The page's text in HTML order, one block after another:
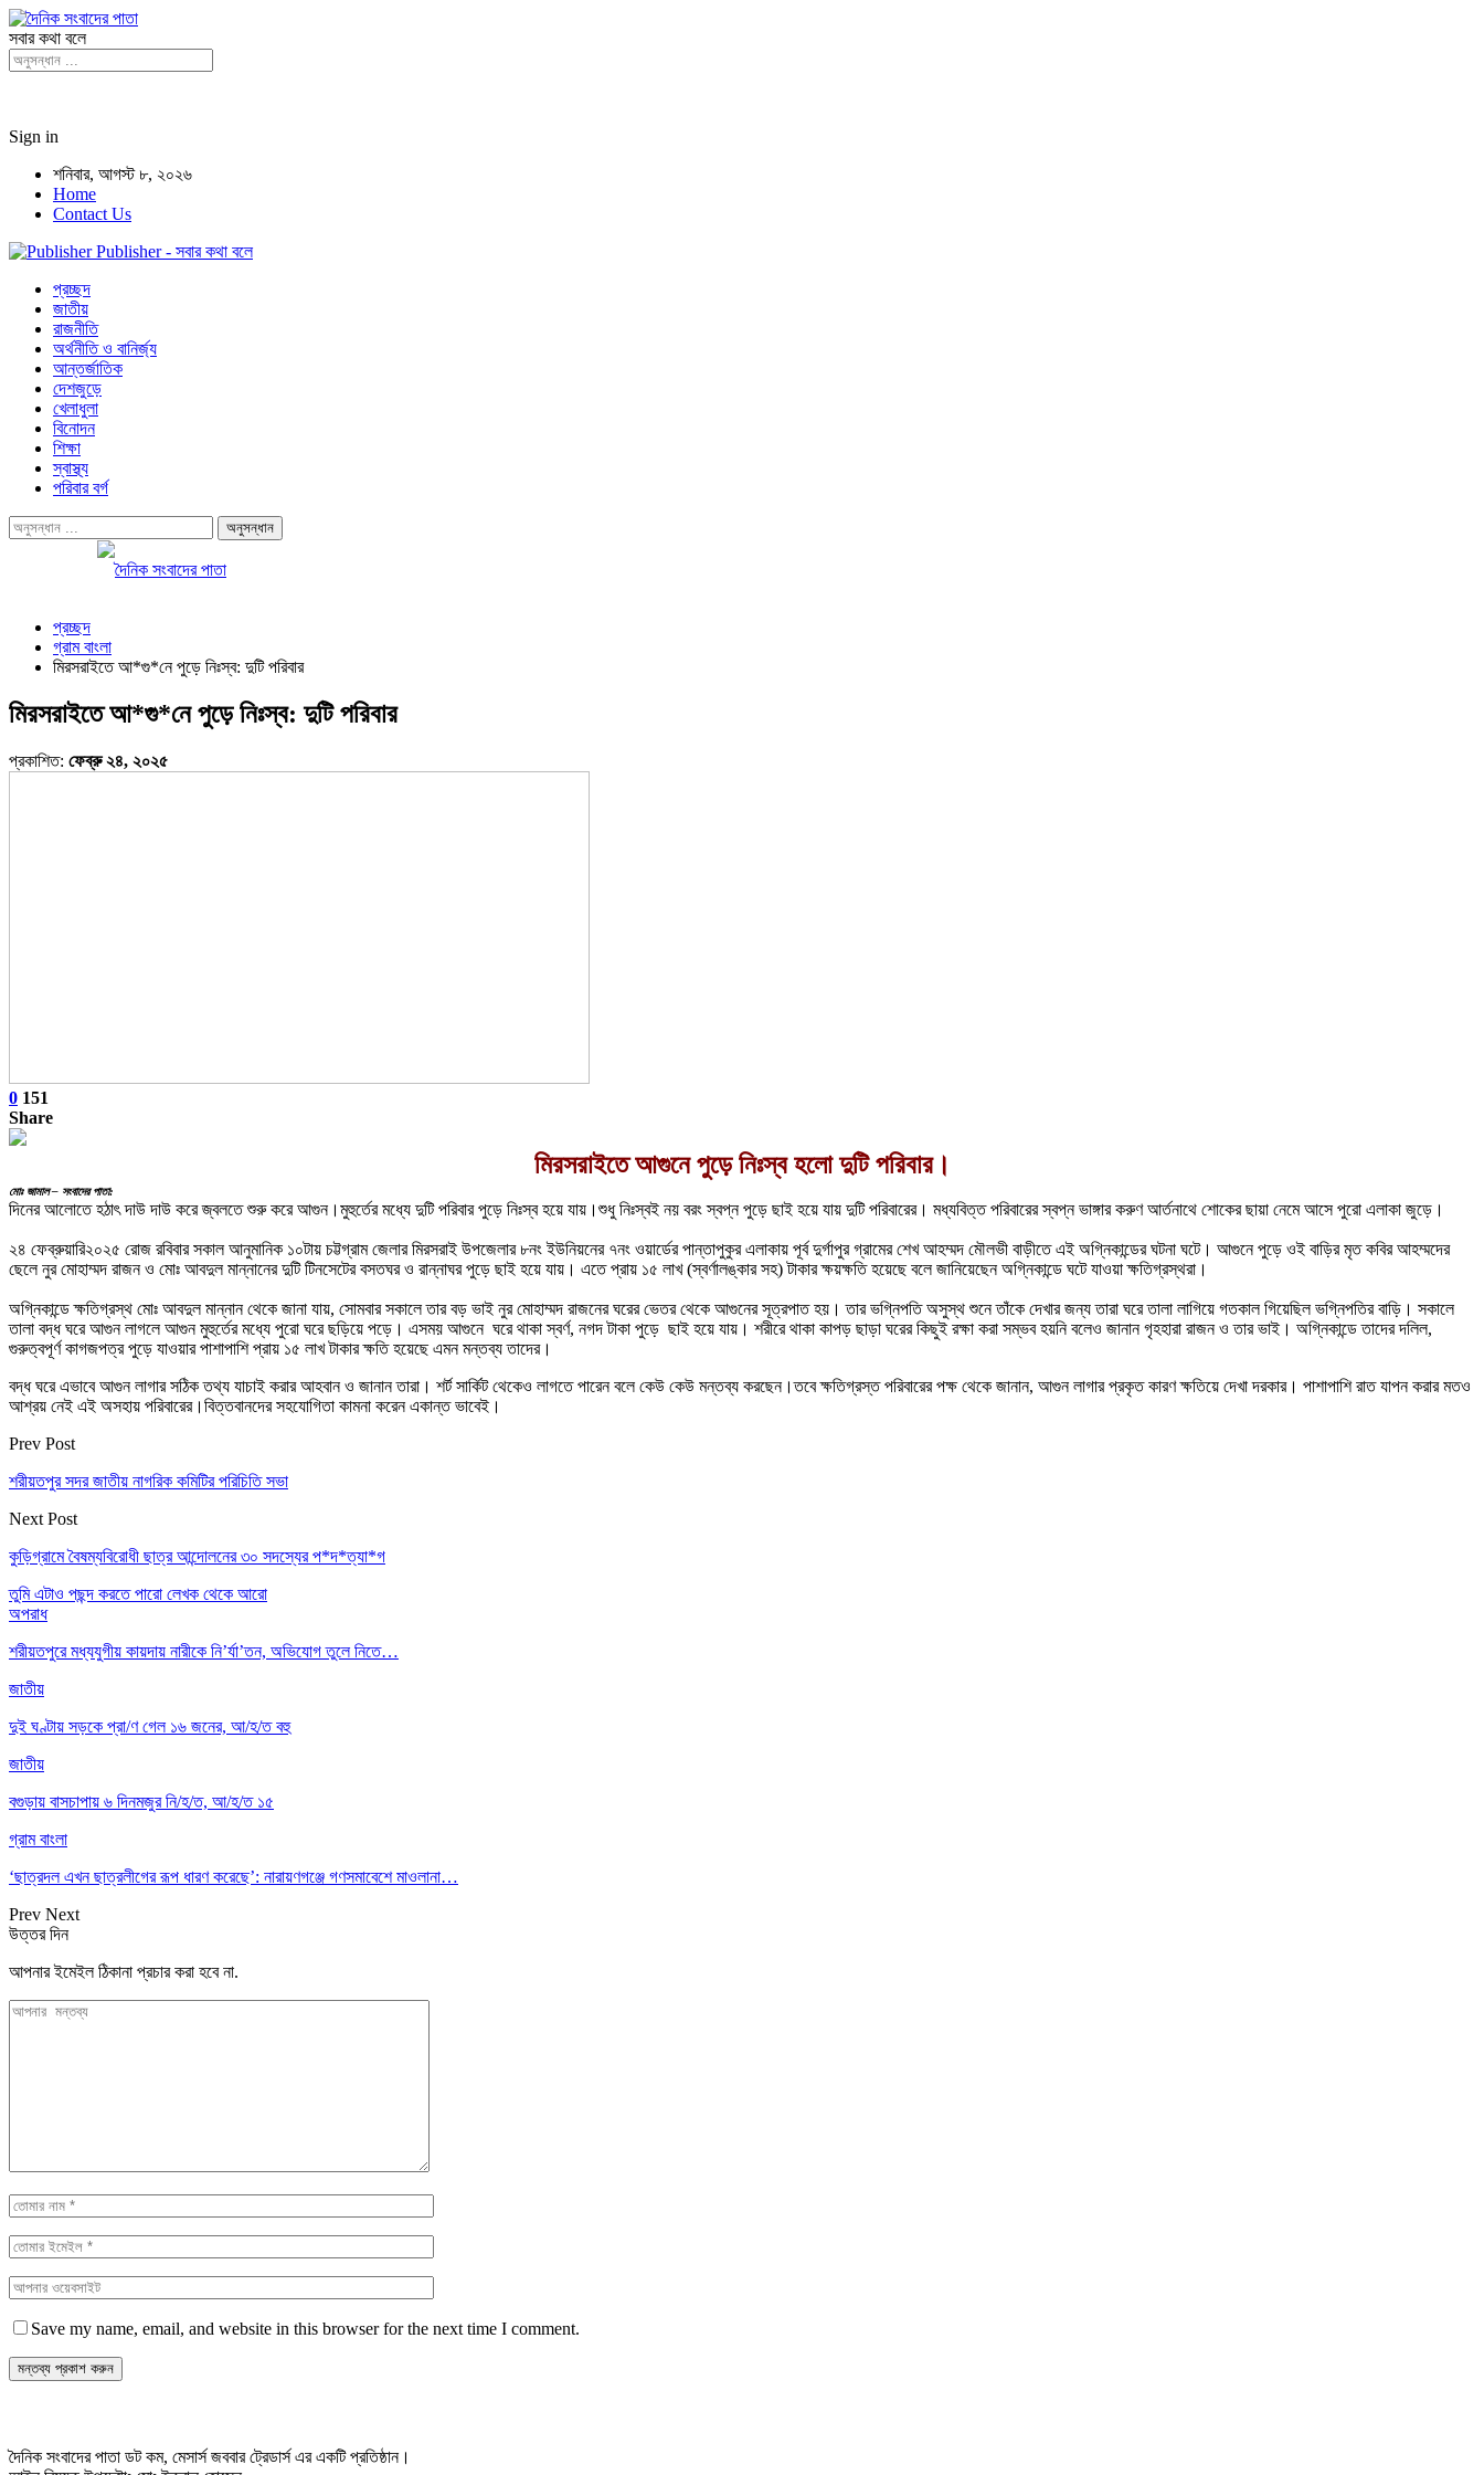
সবার কথা বলে
Sign in
শনিবার, আগস্ট ৮, ২০২৬
Home
Contact Us
Publisher - সবার কথা বলে
প্রচ্ছদ
জাতীয়
রাজনীতি
অর্থনীতি ও বানির্জ্য
আন্তর্জাতিক
দেশজুড়ে
খেলাধুলা
বিনোদন
শিক্ষা
স্বাস্থ্য
পরিবার বর্গ
প্রচ্ছদ
গ্রাম বাংলা
মিরসরাইতে আ*গু*নে পুড়ে নিঃস্ব: দুটি পরিবার
মিরসরাইতে আ*গু*নে পুড়ে নিঃস্ব: দুটি পরিবার
প্রকাশিত: ফেব্রু ২৪, ২০২৫
0 151
Share
মিরসরাইতে আগুনে পুড়ে নিঃস্ব হলো দুটি পরিবার।
মোঃ জামাল – সংবাদের পাতা:
দিনের আলোতে হঠাৎ দাউ দাউ করে জ্বলতে শুরু করে আগুন।মুহুর্তের মধ্যে দুটি পরিবার পুড়ে নিঃস্ব হয়ে যায়।শুধু নিঃস্বই নয় বরং স্বপ্ন পুড়ে ছাই হয়ে যায় দুটি পরিবারের। মধ্যবিত্ত পরিবারের স্বপ্ন ভাঙ্গার করুণ আর্তনাথে শোকের ছায়া নেমে আসে পুরো এলাকা জুড়ে।
২৪ ফেব্রুয়ারি২০২৫ রোজ রবিবার সকাল আনুমানিক ১০টায় চট্টগ্রাম জেলার মিরসরাই উপজেলার ৮নং ইউনিয়নের ৭নং ওয়ার্ডের পান্তাপুকুর এলাকায় পূর্ব দুর্গাপুর গ্রামের শেখ আহম্মদ মৌলভী বাড়ীতে এই অগ্নিকান্ডের ঘটনা ঘটে। আগুনে পুড়ে ওই বাড়ির মৃত কবির আহম্মদের
ছেলে নুর মোহাম্মদ রাজন ও মোঃ আবদুল মান্নানের দুটি টিনসেটের বসতঘর ও রান্নাঘর পুড়ে ছাই হয়ে যায়। এতে প্রায় ১৫ লাখ (স্বর্ণালঙ্কার সহ) টাকার ক্ষয়ক্ষতি হয়েছে বলে জানিয়েছেন অগ্নিকান্ডে ঘটে যাওয়া ক্ষতিগ্রস্থরা।
অগ্নিকান্ডে ক্ষতিগ্রস্থ মোঃ আবদুল মান্নান থেকে জানা যায়, সোমবার সকালে তার বড় ভাই নুর মোহাম্মদ রাজনের ঘরের ভেতর থেকে আগুনের সূত্রপাত হয়। তার ভগ্নিপতি অসুস্থ শুনে তাঁকে দেখার জন্য তারা ঘরে তালা লাগিয়ে গতকাল গিয়েছিল ভগ্নিপতির বাড়ি। সকালে
তালা বদ্ধ ঘরে আগুন লাগলে আগুন মুহুর্তের মধ্যে পুরো ঘরে ছড়িয়ে পড়ে। এসময় আগুনে ঘরে থাকা স্বর্ণ, নগদ টাকা পুড়ে ছাই হয়ে যায়। শরীরে থাকা কাপড় ছাড়া ঘরের কিছুই রক্ষা করা সম্ভব হয়নি বলেও জানান গৃহহারা রাজন ও তার ভাই। অগ্নিকান্ডে তাদের দলিল,
গুরুত্বপূর্ণ কাগজপত্র পুড়ে যাওয়ার পাশাপাশি প্রায় ১৫ লাখ টাকার ক্ষতি হয়েছে এমন মন্তব্য তাদের।
বদ্ধ ঘরে এভাবে আগুন লাগার সঠিক তথ্য যাচাই করার আহবান ও জানান তারা। শর্ট সার্কিট থেকেও লাগতে পারেন বলে কেউ কেউ মন্তব্য করছেন।তবে ক্ষতিগ্রস্ত পরিবারের পক্ষ থেকে জানান, আগুন লাগার প্রকৃত কারণ ক্ষতিয়ে দেখা দরকার। পাশাপাশি রাত যাপন করার মতও
আশ্রয় নেই এই অসহায় পরিবারের।বিত্তবানদের সহযোগিতা কামনা করেন একান্ত ভাবেই।
Prev Post
শরীয়তপুর সদর জাতীয় নাগরিক কমিটির পরিচিতি সভা
Next Post
কুড়িগ্রামে বৈষম্যবিরোধী ছাত্র আন্দোলনের ৩০ সদস্যের প*দ*ত্যা*গ
তুমি এটাও পছন্দ করতে পারো লেখক থেকে আরো
অপরাধ
শরীয়তপুরে মধ্যযুগীয় কায়দায় নারীকে নি’র্যা’তন, অভিযোগ তুলে নিতে…
জাতীয়
দুই ঘণ্টায় সড়কে প্রা/ণ গেল ১৬ জনের, আ/হ/ত বহু
জাতীয়
বগুড়ায় বাসচাপায় ৬ দিনমজুর নি/হ/ত, আ/হ/ত ১৫
গ্রাম বাংলা
‘ছাত্রদল এখন ছাত্রলীগের রূপ ধারণ করেছে’: নারায়ণগঞ্জে গণসমাবেশে মাওলানা…
Prev Next
উত্তর দিন
আপনার ইমেইল ঠিকানা প্রচার করা হবে না.
Save my name, email, and website in this browser for the next time I comment.
দৈনিক সংবাদের পাতা ডট কম, মেসার্স জববার ট্রেডার্স এর একটি প্রতিষ্ঠান।